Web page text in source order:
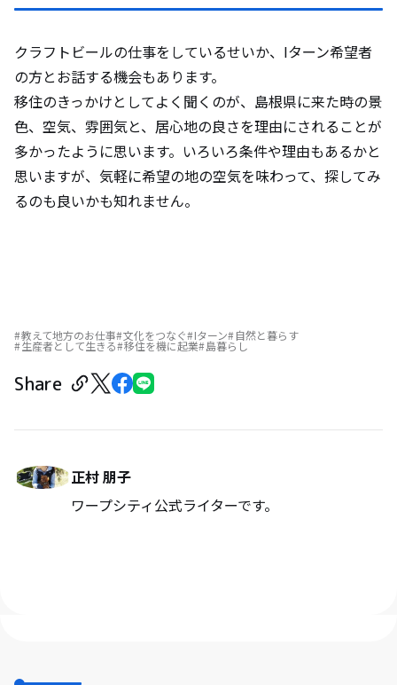
クラフトビールの仕事をしているせいか、Iターン希望者
の方とお話する機会もあります。
移住のきっかけとしてよく聞くのが、島根県に来た時の景
色、空気、雰囲気と、居心地の良さを理由にされることが
多かったように思います。いろいろ条件や理由もあるかと
思いますが、気軽に希望の地の空気を味わって、探してみ
るのも良いかも知れません。
教えて地方のお仕事 文化をつなぐ Iターン 自然と暮らす
生産者として生きる 移住を機に起業 島暮らし
Share
正村 朋子
ワープシティ公式ライターです。